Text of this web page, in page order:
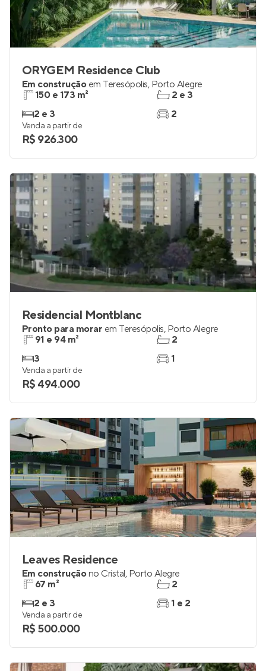
ORYGEM Residence Club
Em construção em Teresópolis, Porto Alegre
150 e 173 m²
2 e 3
2 e 3
2
Venda a partir de
R$ 926.300
Residencial Montblanc
Pronto para morar em Teresópolis, Porto Alegre
91 e 94 m²
3
2
1
Venda a partir de
R$ 494.000
Leaves Residence
Em construçãono Cristal, Porto Alegre
67 m²
2 e 3
2
1 e 2
Venda a partir de
R$ 500.000